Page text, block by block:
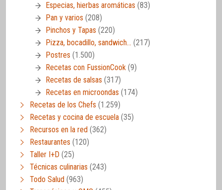
Especias, hierbas aromáticas (83)
Pan y varios (208)
Pinchos y Tapas (220)
Pizza, bocadillo, sandwich… (217)
Postres (1.500)
Recetas con FussionCook (9)
Recetas de salsas (317)
Recetas en microondas (174)
Recetas de los Chefs (1.259)
Recetas y cocina de escuela (35)
Recursos en la red (362)
Restaurantes (120)
Taller I+D (25)
Técnicas culinarias (243)
Todo Salud (963)